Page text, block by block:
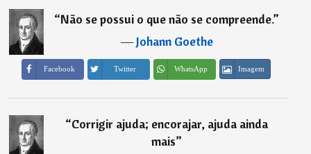
“Não se possui o que não se compreende.”
―Johann Goethe
Facebook Twitter WhatsApp Imagem
“Corrigir ajuda; encorajar, ajuda ainda
mais”